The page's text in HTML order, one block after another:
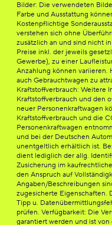
Bilder: Die verwendeten
Farbe und Ausstattung
Kostenpflichtige
verstehen sich ohne
zusätzlich an und sind nicht
Preise inkl. der jeweils
Gewerbe), zu einer
Anzahlung können variieren.
auch Gebrauchtwagen zu
Kraftstoffverbrauch: Weitere
Kraftstoffverbrauch und den
neuer Personenkraftwagen
Kraftstoffverbrauch und die
Personenkraftwagen
und bei der Deutschen
unentgeltlich erhältlich ist.
dient lediglich der allg.
Zusicherung im
den Anspruch auf
Angaben/Beschreibungen
zugesicherte Eigenschaften.
Tipp u.
prüfen. Verfügbarkeit: Die
garantiert werden und ist